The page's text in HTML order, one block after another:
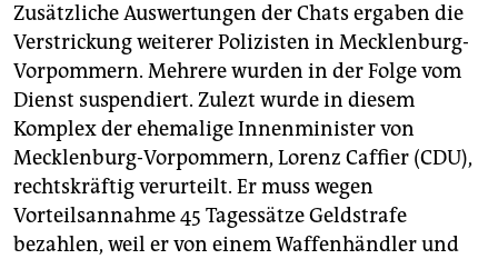
Zusätzliche Auswertungen der Chats ergaben die
Verstrickung weiterer Polizisten in Mecklenburg-
Vorpommern. Mehrere wurden in der Folge vom
Dienst suspendiert. Zulezt wurde in diesem
Komplex der ehemalige Innenminister von
Mecklenburg-Vorpommern, Lorenz Caffier (CDU),
rechtskräftig verurteilt. Er muss wegen
Vorteilsannahme 45 Tagessätze Geldstrafe
bezahlen, weil er von einem Waffenhändler und